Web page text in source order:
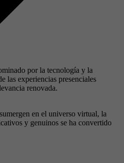
por la tecnología y la
las experiencias presenciales
renovada.
en el universo virtual, la
y genuinos se ha convertido